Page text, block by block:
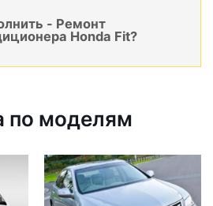
- Ремонт
Honda Fit?
по моделям